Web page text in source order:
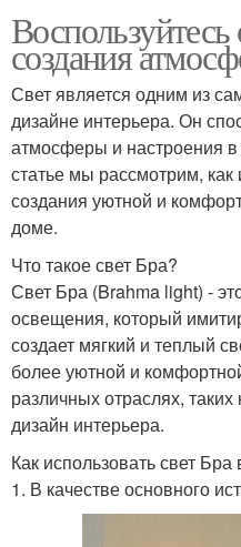
создания
Свет является одним из
дизайне интерьера. Он
атмосферы и настроения
статье мы рассмотрим, как
создания уютной и
доме.
Что такое свет Бра?
Свет Бра (Brahma light) -
освещения, который
создает мягкий и теплый
более уютной и
различных отраслях,
дизайн интерьера.
Как использовать свет
1. В качестве основного